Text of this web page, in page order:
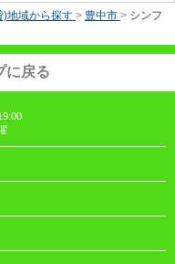
)地域から探す > 豊中市 > シンフ
に戻る